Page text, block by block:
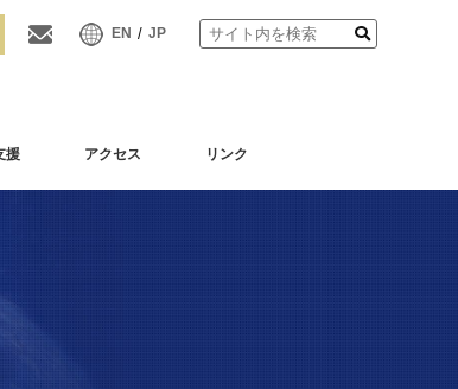
EN / JP
援 アクセス リンク